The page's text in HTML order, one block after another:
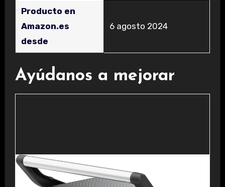
Producto en
Amazon.es
desde
6 agosto 2024
Ayúdanos a mejorar